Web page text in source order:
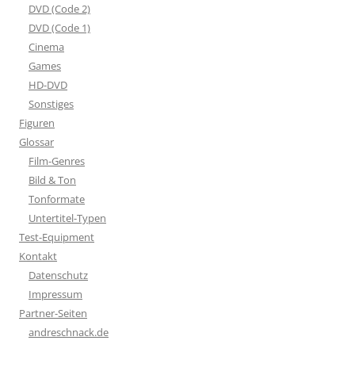
DVD (Code 2)
DVD (Code 1)
Cinema
Games
HD-DVD
Sonstiges
Figuren
Glossar
Film-Genres
Bild & Ton
Tonformate
Untertitel-Typen
Test-Equipment
Kontakt
Datenschutz
Impressum
Partner-Seiten
andreschnack.de